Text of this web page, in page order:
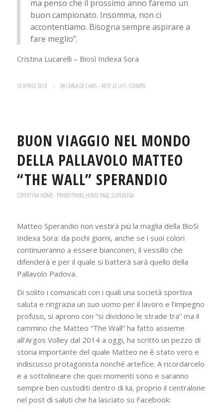
ma penso che il prossimo anno faremo un
buon campionato. Insomma, non ci
accontentiamo. Bisogna sempre aspirare a
fare meglio”.
Cristina Lucarelli – Biosì Indexa Sora
18 APRILE 2018 / DACARLA DE CARIS – RESP.LE UFF. STAMPA
BUON VIAGGIO NEL MONDO
DELLA PALLAVOLO MATTEO
“THE WALL” SPERANDIO
COPERTINA HOME - PRIMO PIANO,HOME PAGE,SUPERLEGA
Matteo Sperandio non vestirà più la maglia della BioSì
Indexa Sora: da pochi giorni, anche se i suoi colori
continueranno a essere bianconeri, il vessillo che
difenderà e per il quale si batterà sarà quello della
Pallavolo Padova.
Di solito i comunicati con i quali una società sportiva
saluta e ringrazia un suo uomo per il lavoro e l’impegno
profuso, si aprono con “si dividono le strade tra” ma il
cammino che Matteo “The Wall” ha fatto assieme
all’Argos Volley dal 2014 a oggi, ha scritto un pezzo di
storia importante del quale Matteo ne è stato vero e
indiscusso protagonista nonché artefice. A ricordarcelo
e a sottolineare che quei momenti sono e saranno
sempre ben custoditi dentro di lui, proprio il centralone
nel post di saluti che ha lasciato su Facebook: